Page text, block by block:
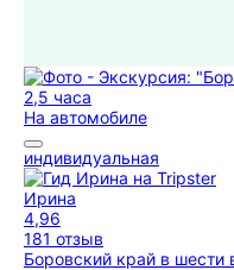
2,5 часа
На автомобиле
индивидуальная
Ирина
4,96
181 отзыв
Боровский край в шести